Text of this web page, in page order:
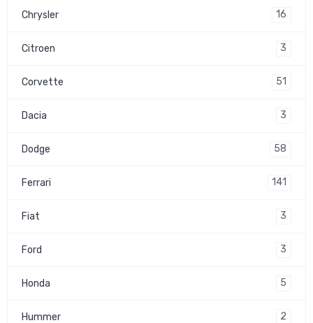
Chrysler 16
Citroen 3
Corvette 51
Dacia 3
Dodge 58
Ferrari 141
Fiat 3
Ford 3
Honda 5
Hummer 2